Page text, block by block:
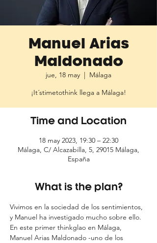
Manuel Arias
Maldonado
jue, 18 may
  |
Málaga
¡It´stimetothink llega a Málaga!
Time and Location
18 may 2023, 19:30 – 22:30
Málaga, C/ Alcazabilla, 5, 29015 Málaga,
España
What is the plan?
Vivimos en la sociedad de los sentimientos,
y Manuel ha investigado mucho sobre ello.
En este primer thinkglao en Málaga,
Manuel Arias Maldonado -uno de los